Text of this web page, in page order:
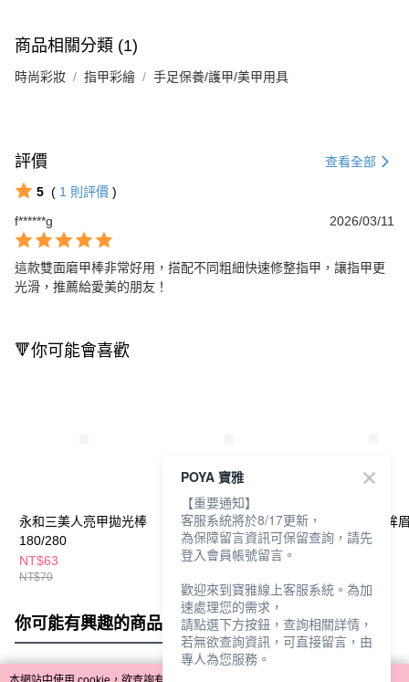
商品相關分類 (1)
時尚彩妝 指甲彩繪 手足保養/護甲/美甲用具
評價 查看全部
5 ( 1 則評價 )
f******g
2026/03/11
這款雙面磨甲棒非常好用，搭配不同粗細快速修整指甲，讓指甲更
光滑，推薦給愛美的朋友！
🔻你可能會喜歡
永和三美人亮甲拋光棒
180/280
NT$63
NT$70
永和三美人小麥桿安全
修眉刀2入
NT$59
永和三美人煥眸
平口
你可能有興趣的商品 全站排行
POYA 寶雅
【重要通知】
客服系統將於8/17更新，
為保障留言資訊可保留查詢，請先
登入會員帳號留言。
歡迎來到寶雅線上客服系統。為加
速處理您的需求，
請點選下方按鈕，查詢相關詳情，
若無欲查詢資訊，可直接留言，由
專人為您服務。